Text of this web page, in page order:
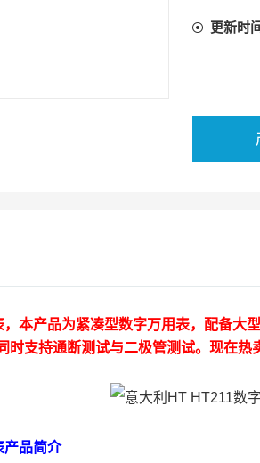
更新时
本产品为紧凑型数字万用表，配备大
时支持通断测试与二极管测试。现在
产品简介